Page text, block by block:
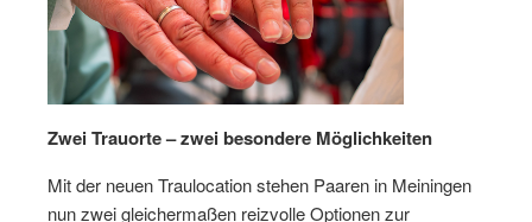
Zwei Trauorte – zwei besondere Möglichkeiten
Mit der neuen Traulocation stehen Paaren in Meiningen
nun zwei gleichermaßen reizvolle Optionen zur